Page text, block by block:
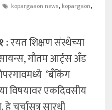
kopargaaon news, kopargaon,
:रयत शिक्षण संस्थेच्या
सायन्स, गौतम आर्ट्स अँड
‘बँकिंग
विषयावर एकदिवसीय